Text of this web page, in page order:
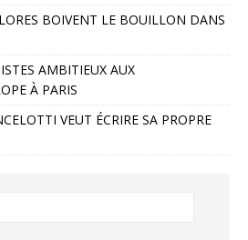
BOIVENT LE BOUILLON DANS
AMBITIEUX AUX
À PARIS
VEUT ÉCRIRE SA PROPRE